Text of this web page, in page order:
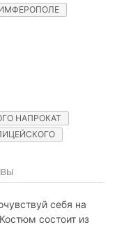
НАПРОКАТ
себя на
состоит из